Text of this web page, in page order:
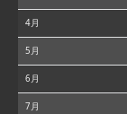
4月
5月
6月
7月